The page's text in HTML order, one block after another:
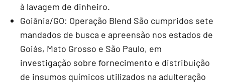
à lavagem de dinheiro.
Goiânia/GO: Operação Blend São cumpridos sete
mandados de busca e apreensão nos estados de
Goiás, Mato Grosso e São Paulo, em
investigação sobre fornecimento e distribuição
de insumos químicos utilizados na adulteração